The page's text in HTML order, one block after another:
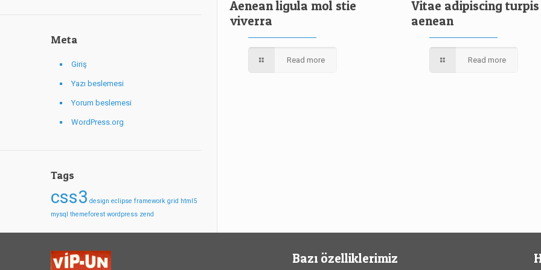
Aenean ligula mol stie
viverra
Read more
Vitae adipiscing turpis
aenean
Read more
Meta
Giriş
Yazı beslemesi
Yorum beslemesi
WordPress.org
Tags
css3 design eclipse framework grid html5
mysql themeforest wordpress zend
Bazı özelliklerimiz